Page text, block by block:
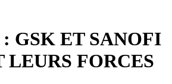
GSK ET SANOFI
LEURS FORCES